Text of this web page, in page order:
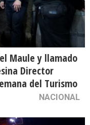
Maule y llamado
Director
del Turismo
NACIONAL